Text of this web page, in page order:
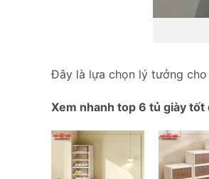
Đây là lựa chọn lý tưởng
Xem nhanh top 6 tủ giày